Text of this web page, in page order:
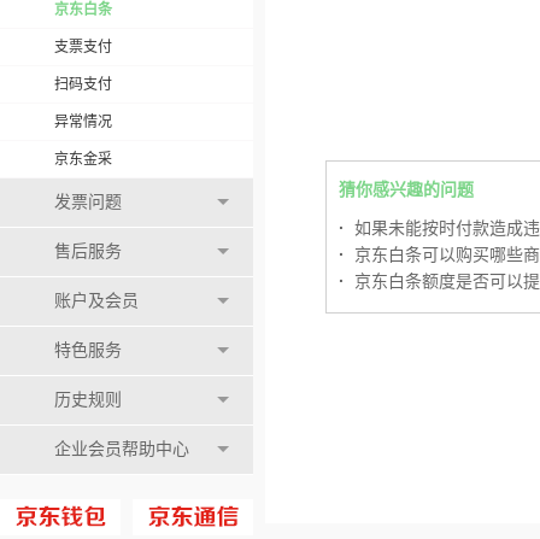
京东白条
支票支付
扫码支付
异常情况
京东金采
发票问题
售后服务
账户及会员
特色服务
历史规则
企业会员帮助中心
猜你感兴趣的问题
·
如果未能按时付款造成
·
京东白条可以购买哪些
·
京东白条额度是否可以